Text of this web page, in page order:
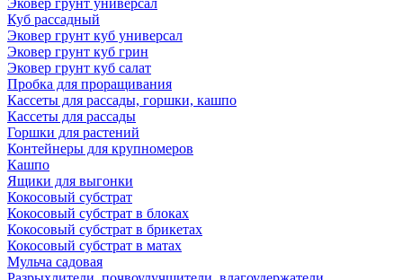
Эковер грунт универсал
Куб рассадный
Эковер грунт куб универсал
Эковер грунт куб грин
Эковер грунт куб салат
Пробка для проращивания
Кассеты для рассады, горшки, кашпо
Кассеты для рассады
Горшки для растений
Контейнеры для крупномеров
Кашпо
Ящики для выгонки
Кокосовый субстрат
Кокосовый субстрат в блоках
Кокосовый субстрат в брикетах
Кокосовый субстрат в матах
Мульча садовая